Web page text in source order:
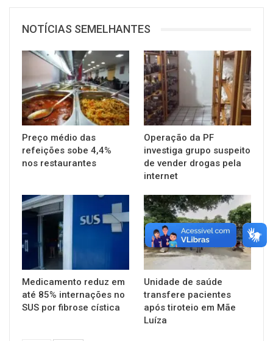
NOTÍCIAS SEMELHANTES
Preço médio das
refeições sobe 4,4%
nos restaurantes
Operação da PF
investiga grupo suspeito
de vender drogas pela
internet
Medicamento reduz em
até 85% internações no
SUS por fibrose cística
Unidade de saúde
transfere pacientes
após tiroteio em Mãe
Luíza